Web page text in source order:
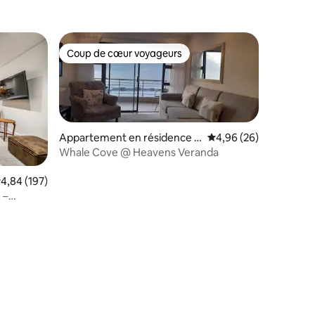
: 4,94 sur 5
moyenne sur la base de 197 commentaires : 4,84 sur 5
4,84 (197)
–
Coup de cœur voyageurs
Coup de cœur voyageurs
Appartement en résidence ⋅
De Kelders
Évaluation moyenne
4,96 (26)
Whale Cove @ Heavens Veranda